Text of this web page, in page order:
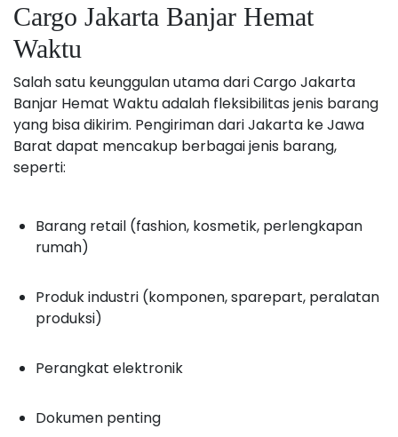
Cargo Jakarta Banjar Hemat
Waktu
Salah satu keunggulan utama dari Cargo Jakarta
Banjar Hemat Waktu adalah fleksibilitas jenis barang
yang bisa dikirim. Pengiriman dari Jakarta ke Jawa
Barat dapat mencakup berbagai jenis barang,
seperti:
Barang retail (fashion, kosmetik, perlengkapan
rumah)
Produk industri (komponen, sparepart, peralatan
produksi)
Perangkat elektronik
Dokumen penting